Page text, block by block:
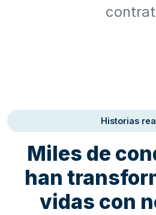
Historias
Miles de
han
vidas con